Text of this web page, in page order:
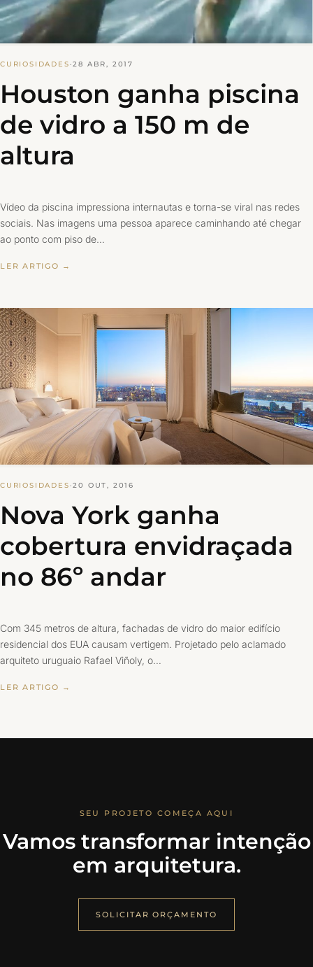
CURIOSIDADES·28 ABR, 2017
Houston ganha piscina
de vidro a 150 m de
altura
Vídeo da piscina impressiona internautas e torna-se viral nas redes
sociais. Nas imagens uma pessoa aparece caminhando até chegar
ao ponto com piso de…
LER ARTIGO →
CURIOSIDADES·20 OUT, 2016
Nova York ganha
cobertura envidraçada
no 86º andar
Com 345 metros de altura, fachadas de vidro do maior edifício
residencial dos EUA causam vertigem. Projetado pelo aclamado
arquiteto uruguaio Rafael Viñoly, o…
LER ARTIGO →
SEU PROJETO COMEÇA AQUI
Vamos transformar intenção
em arquitetura.
SOLICITAR ORÇAMENTO